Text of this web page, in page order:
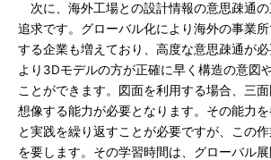
次に、海外工場との設計情報の意思疎通
追求です。グローバル化により海外の事業
する企業も増えており、高度な意思疎通が
より3Dモデルの方が正確に早く構造の意図
ことができます。図面を利用する場合、三
想像する能力が必要となります。その能力
と実践を繰り返すことが必要ですが、この
を要します。その学習時間は、グローバル